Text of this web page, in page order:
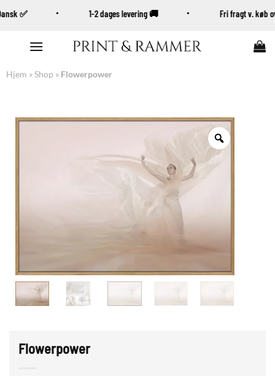
✅ 1-2 dages levering 🚚 Fri fragt v. køb
indhold
Hjem »Shop » Flowerpower
Zoom
Flowerpower